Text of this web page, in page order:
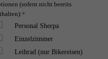
(sofern nicht bereits
*
Personal Sherpa
Einzelzimmer
Leihrad (nur Bikereisen)